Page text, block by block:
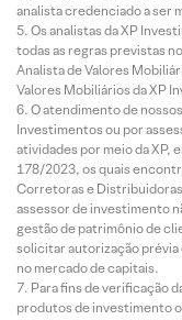
analista credenciado a ser
Os analistas da XP
todas as regras previstas
Analista de Valores
Valores Mobiliários da XP
O atendimento de
Investimentos ou por
atividades por meio da XP,
178/2023, os quais
Corretoras e Distribuidoras
assessor de investimento
gestão de patrimônio de
solicitar autorização prévia
no mercado de capitais.
Para fins de verificação
produtos de investimento